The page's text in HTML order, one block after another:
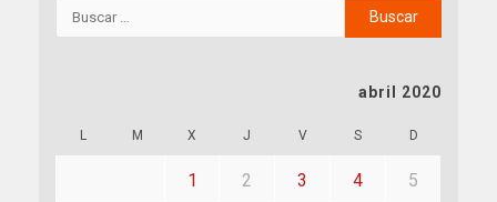
abril 2020
L M X J V S D
1 2 3 4 5